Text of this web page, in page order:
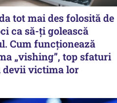
tot mai des folosită de
ca să-ți golească
Cum funcționează
„vishing”, top sfaturi
devii victima lor